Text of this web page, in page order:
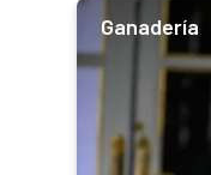
Ganadería